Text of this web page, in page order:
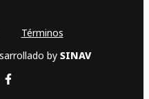
Términos
by SINAV